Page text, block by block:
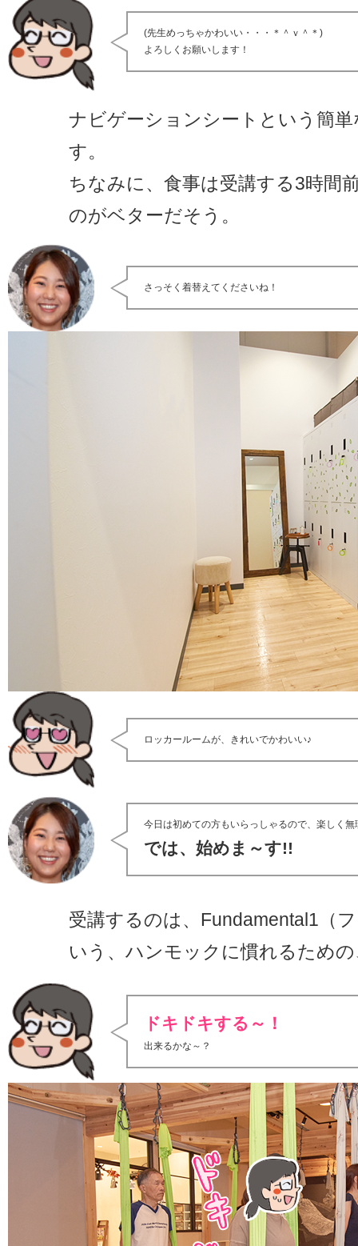
(先生めっちゃかわいい・・・＊＾ｖ＾＊)
よろしくお願いします！
ナビゲーションシートという簡
す。
ちなみに、食事は受講する3時間
のがベターだそう。
さっそく着替えてくださいね！
ロッカールームが、きれいでかわいい♪
今日は初めての方もいらっしゃるので、楽しく
では、始めま～す!!
受講するのは、Fundamental1（
いう、ハンモックに慣れるため
ドキドキする～！
出来るかな～？